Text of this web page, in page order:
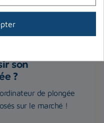
son
?
de plongée
sur le marché !